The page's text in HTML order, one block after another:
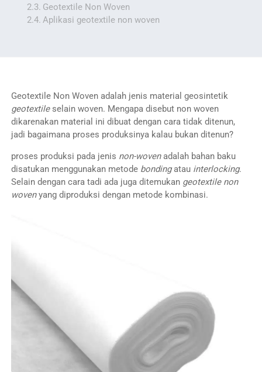
Geotextile Non Woven
Aplikasi geotextile non woven
Geotextile Non Woven adalah jenis material geosintetik
geotextileselain woven. Mengapa disebut non woven
dikarenakan material ini dibuat dengan cara tidak ditenun,
jadi bagaimana proses produksinya kalau bukan ditenun?
proses produksi pada jenis non-wovenadalah bahan baku
disatukan menggunakan metode bondingatau interlocking.
Selain dengan cara tadi ada juga ditemukan geotextile non
wovenyang diproduksi dengan metode kombinasi.